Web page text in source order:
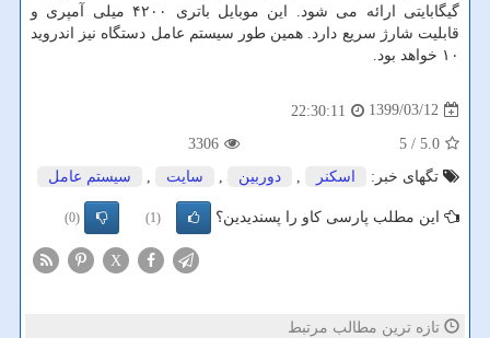
گیگابایتی ارائه می شود. این موبایل باتری ۴۲۰۰ میلی آمپری و
قابلیت شارژ سریع دارد. همین طور سیستم عامل دستگاه نیز اندروید
۱۰ خواهد بود.
1399/03/12
22:30:11
5.0
/ 5
3306
تگهای خبر:
اسكنر , دوربین , سایت , سیستم عامل
این مطلب پارسی کاو را پسندیدین؟ (1)
(0)
X
تازه ترین مطالب مرتبط